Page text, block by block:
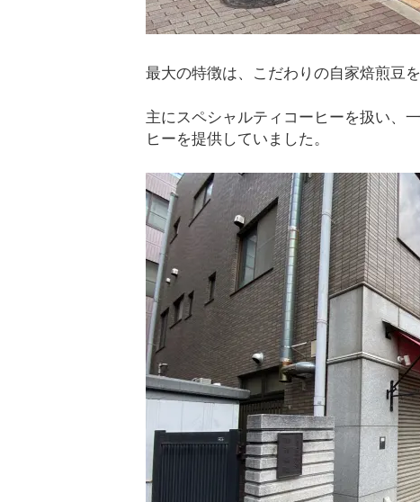
最大の特徴は、こだわりの自家焙煎豆
主にスペシャルティコーヒーを扱い、
ヒーを提供していました。